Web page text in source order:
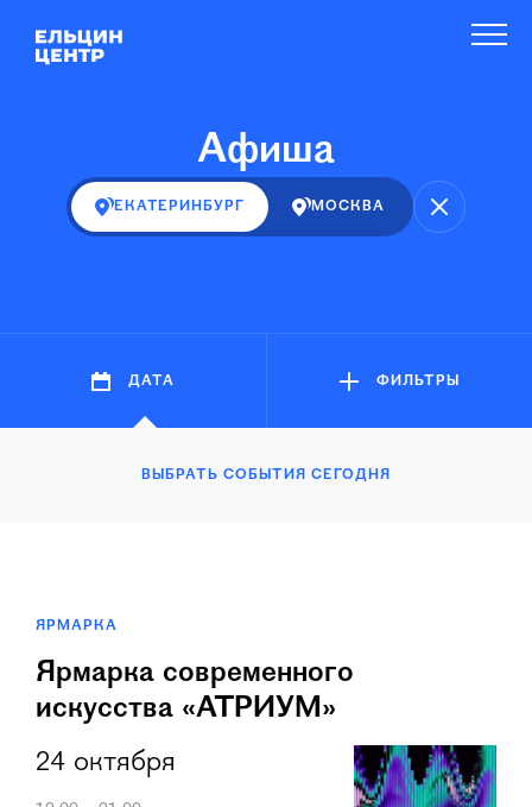
Афиша
ЕКАТЕРИНБУРГ МОСКВА
ДАТА ФИЛЬТРЫ
ВЫБРАТЬ СОБЫТИЯ СЕГОДНЯ
ЯРМАРКА
Ярмарка современного
искусства «АТРИУМ»
24 октября